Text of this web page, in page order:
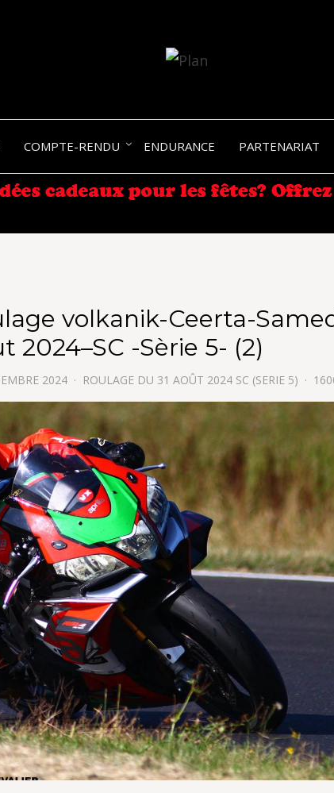
COMPTE-RENDU ENDURANCE PARTENARIAT
volkanik-Ceerta-
2024–SC -Sèrie 5- (2)
2024 ROULAGE DU 31 AOÛT 2024 SC (SERIE 5)